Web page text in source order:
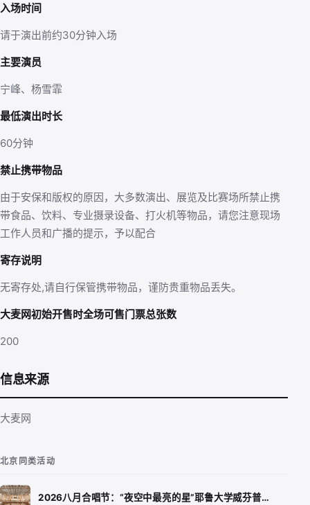
入场时间
请于演出前约30分钟入场
主要演员
宁峰、杨雪霏
最低演出时长
60分钟
禁止携带物品
由于安保和版权的原因，大多数演出、展览及比赛场所禁止携
带食品、饮料、专业摄录设备、打火机等物品，请您注意现场
工作人员和广播的提示，予以配合
寄存说明
无寄存处,请自行保管携带物品，谨防贵重物品丢失。
大麦网初始开售时全场可售门票总张数
200
信息来源
大麦网
北京同类活动
2026八月合唱节：“夜空中最亮的星”耶鲁大学威芬普…